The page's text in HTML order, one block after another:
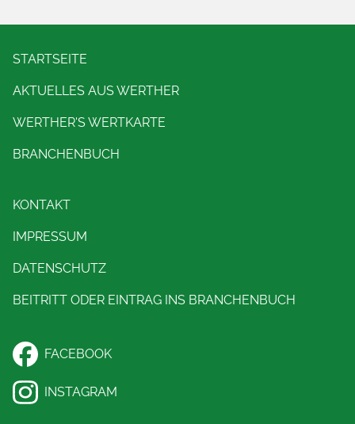
STARTSEITE
AKTUELLES AUS WERTHER
WERTHER'S WERTKARTE
BRANCHENBUCH
KONTAKT
IMPRESSUM
DATENSCHUTZ
BEITRITT ODER EINTRAG INS BRANCHENBUCH
FACEBOOK
INSTAGRAM